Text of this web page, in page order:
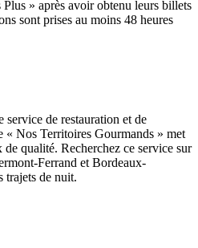
Plus » après avoir obtenu leurs billets
sont prises au moins 48 heures
de restauration et de
« Nos Territoires Gourmands » met
qualité. Recherchez ce service sur
Ferrand et Bordeaux-
trajets de nuit.